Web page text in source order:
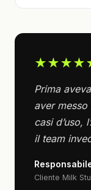
Prima
aver
casi d’uso,
il team
Cliente Milk